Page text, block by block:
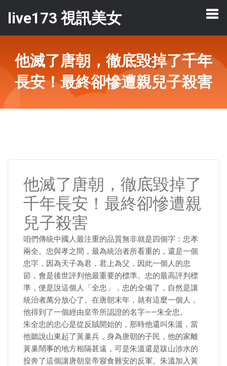
live173 視訊美女
他滅了唐朝，徹底毀掉了千年
長安！最終卻慘遭親兒子殺害
他滅了唐朝，徹底毀掉了
千年長安！最終卻慘遭親
兒子殺害
咱們傳統中國人最注重的品質無非就是四個字：忠孝
兩全。忠與孝之間，最為統治者所看重的，還是一個
忠字，因為天子為君，君上為父，因此一個人的忠
節，會是後世評判他最重要的標準。忠的最高評判標
準，便是說這個人「全忠」，忠的全備了，自然是讓
統治者萬分放心了。在唐朝末年，就有這麼一個人，
他得到了一個經由皇帝所認證的名字——朱全忠。
朱全忠的忠心是從反賊開始的，那時他還叫朱溫，當
他聽說山東起了黃巢兵，身為唐朝的子民，他的家離
黃巢鬧事的地方相隔甚遠，可是朱溫還是跋山涉水的
投奔了這個讓唐朝皇帝寢食難安的反軍。朱溫加入黃